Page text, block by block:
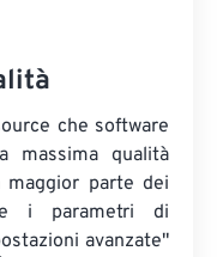
che software
massima qualità
maggior parte dei
i parametri di
avanzate"